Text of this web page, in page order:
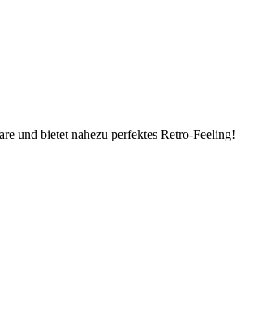
und bietet nahezu perfektes Retro-Feeling!